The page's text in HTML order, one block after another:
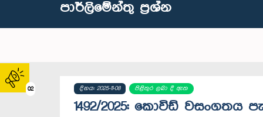
02
පාර්ලි‌මේන්තු‌ ප්‍රශ්න
දිනය: 2025-11-08 පිළිතුර ලබා දී ඇත
1492/2025: කොවිඩ් වසංගතය